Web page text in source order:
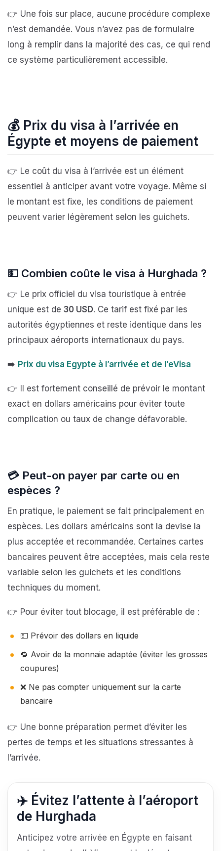
👉 Une fois sur place, aucune procédure complexe
n’est demandée. Vous n’avez pas de formulaire
long à remplir dans la majorité des cas, ce qui rend
ce système particulièrement accessible.
💰 Prix du visa à l’arrivée en
Égypte et moyens de paiement
👉 Le coût du visa à l’arrivée est un élément
essentiel à anticiper avant votre voyage. Même si
le montant est fixe, les conditions de paiement
peuvent varier légèrement selon les guichets.
💵 Combien coûte le visa à Hurghada ?
👉 Le prix officiel du visa touristique à entrée
unique est de 30 USD. Ce tarif est fixé par les
autorités égyptiennes et reste identique dans les
principaux aéroports internationaux du pays.
➡️ Prix du visa Egypte à l’arrivée et de l’eVisa
👉 Il est fortement conseillé de prévoir le montant
exact en dollars américains pour éviter toute
complication ou taux de change défavorable.
💳 Peut-on payer par carte ou en
espèces ?
En pratique, le paiement se fait principalement en
espèces. Les dollars américains sont la devise la
plus acceptée et recommandée. Certaines cartes
bancaires peuvent être acceptées, mais cela reste
variable selon les guichets et les conditions
techniques du moment.
👉 Pour éviter tout blocage, il est préférable de :
💵 Prévoir des dollars en liquide
🔁 Avoir de la monnaie adaptée (éviter les grosses
coupures)
❌ Ne pas compter uniquement sur la carte
bancaire
👉 Une bonne préparation permet d’éviter les
pertes de temps et les situations stressantes à
l’arrivée.
✈️ Évitez l’attente à l’aéroport
de Hurghada
Anticipez votre arrivée en Égypte en faisant